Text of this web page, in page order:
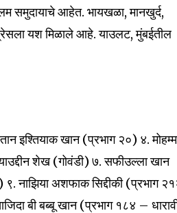
or click
and
32,111
Followers
समुदायाचे आहेत. भायखळा, मानखुर्द,
यश मिळाले आहे. याउलट, मुंबईतील
इश्तियाक खान (प्रभाग २०) ४.
शेख (गोवंडी) ७. सफीउल्ला खान
नाझिया अशफाक सिद्दीकी (प्रभाग
बी बब्बू खान (प्रभाग १८४ –